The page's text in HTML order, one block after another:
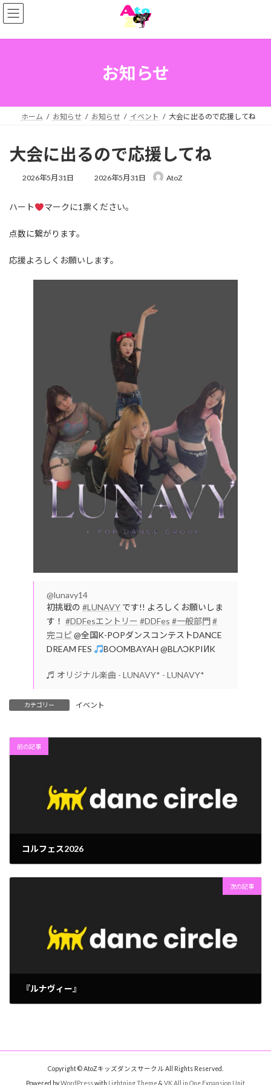
コ
ン
ン
ナ
ビ
ー
お知らせ
ホーム お知らせ お知らせ イベント 大会に出るので応援してね
大会に出るので応援してね
2026年5月31日
最
新
2026年5月31日 AtoZ
ハート マークに1票ください。
点数に繋がります。
応援よろしくお願いします。
@lunavy14
初挑戦の #LUNAVY です!! よろしくお願いしま
す！ #DDFesエントリー #DDFes #一般部門#
完コピ @全国K-POPダンスコンテストDANCE
DREAM FES
BOOMBAYAH @BLΛƆKPIИK
♬ オリジナル楽曲 - LUNAVY* - LUNAVY*
カテゴリー イベント
前の記事
コルフェス2026
次の記事
『ルナヴィー』
Copyright © AtoZキッズダンスサークル All Rights Reserved.
Powered byWordPresswith Lightning Theme& VK All in One Expansion Unit